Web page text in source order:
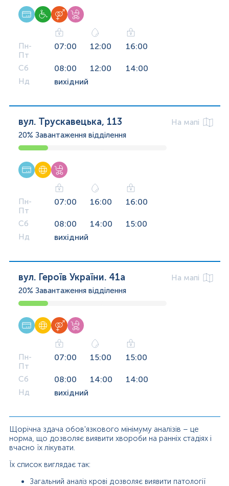
Пн-
Пт
07:00 12:00 16:00
Сб 08:00 12:00 14:00
Нд вихідний
вул. Трускавецька, 113
На мапі
20% Завантаження відділення
Пн-
Пт
07:00 16:00 16:00
Сб 08:00 14:00 15:00
Нд вихідний
вул. Героїв України. 41а
На мапі
20% Завантаження відділення
Пн-
Пт
07:00 15:00 15:00
Сб 08:00 14:00 14:00
Нд вихідний
Щорічна здача обов'язкового мінімуму аналізів – це
норма, що дозволяє виявити хвороби на ранніх стадіях і
вчасно їх лікувати.
Їх список виглядає так:
Загальний аналіз крові дозволяє виявити патології